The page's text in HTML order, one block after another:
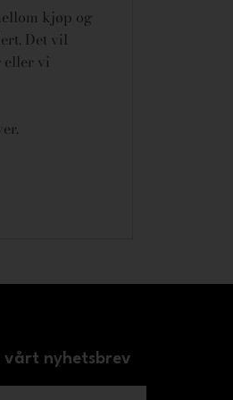
kjøp og
Det vil
eller vi
vårt nyhetsbrev